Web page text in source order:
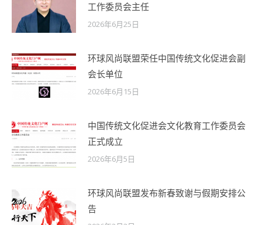
工作委员会主任
2026年6月25日
环球风尚联盟荣任中国传统文化促进会副
会长单位
2026年6月15日
中国传统文化促进会文化教育工作委员会
正式成立
2026年6月5日
环球风尚联盟发布新春致谢与假期安排公
告